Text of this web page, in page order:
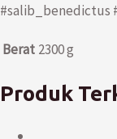
#salib_benedictus
Berat 2300 g
Produk